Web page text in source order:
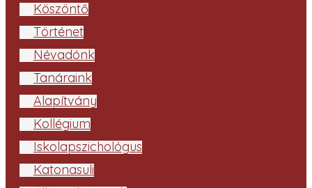
Köszöntő
Történet
Névadónk
Tanáraink
Alapítvány
Kollégium
Iskolapszichológus
Katonasuli